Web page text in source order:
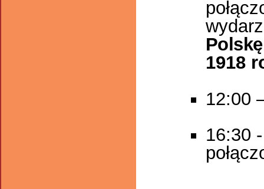
1918
12:00
16:30